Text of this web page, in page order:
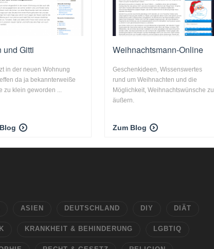
und Gitti
in der neuen Wohnung
da ja bekannterweiße
zu klein geworden ...
Weihnachtsmann-Online
Geschenkideen, Wissenswertes
rund um Weihnachten und die
Möglichkeit, Weihnachtswünsche zu
äußern.
Zum Blog
ASIEN DEUTSCHLAND DIY DIÄT
KRANKHEIT & BEHINDERUNG LGBTIQ